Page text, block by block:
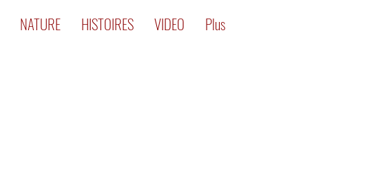
NATURE HISTOIRES VIDEO Plus